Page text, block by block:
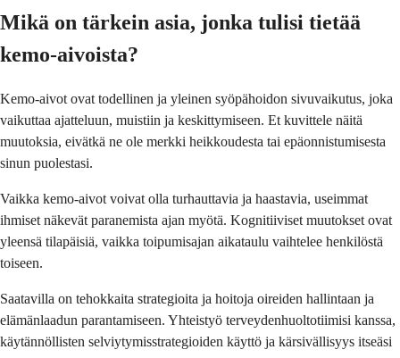
Mikä on tärkein asia, jonka tulisi tietää
kemo-aivoista?
Kemo-aivot ovat todellinen ja yleinen syöpähoidon sivuvaikutus, joka
vaikuttaa ajatteluun, muistiin ja keskittymiseen. Et kuvittele näitä
muutoksia, eivätkä ne ole merkki heikkoudesta tai epäonnistumisesta
sinun puolestasi.
Vaikka kemo-aivot voivat olla turhauttavia ja haastavia, useimmat
ihmiset näkevät paranemista ajan myötä. Kognitiiviset muutokset ovat
yleensä tilapäisiä, vaikka toipumisajan aikataulu vaihtelee henkilöstä
toiseen.
Saatavilla on tehokkaita strategioita ja hoitoja oireiden hallintaan ja
elämänlaadun parantamiseen. Yhteistyö terveydenhuoltotiimisi kanssa,
käytännöllisten selviytymisstrategioiden käyttö ja kärsivällisyys itseäsi